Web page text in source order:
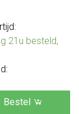
21u besteld,
Bestel